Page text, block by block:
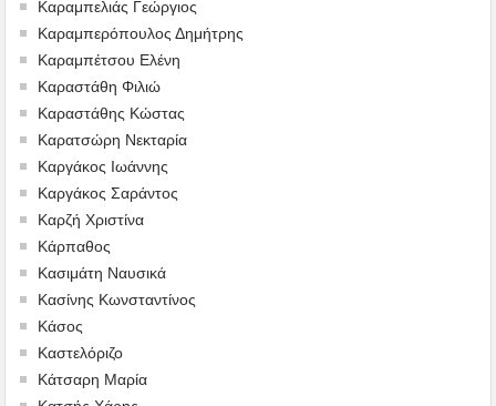
Καραμπελιάς Γεώργιος
Καραμπερόπουλος Δημήτρης
Καραμπέτσου Ελένη
Καραστάθη Φιλιώ
Καραστάθης Κώστας
Καρατσώρη Νεκταρία
Καργάκος Ιωάννης
Καργάκος Σαράντος
Καρζή Χριστίνα
Κάρπαθος
Κασιμάτη Ναυσικά
Κασίνης Κωνσταντίνος
Κάσος
Καστελόριζο
Κάτσαρη Μαρία